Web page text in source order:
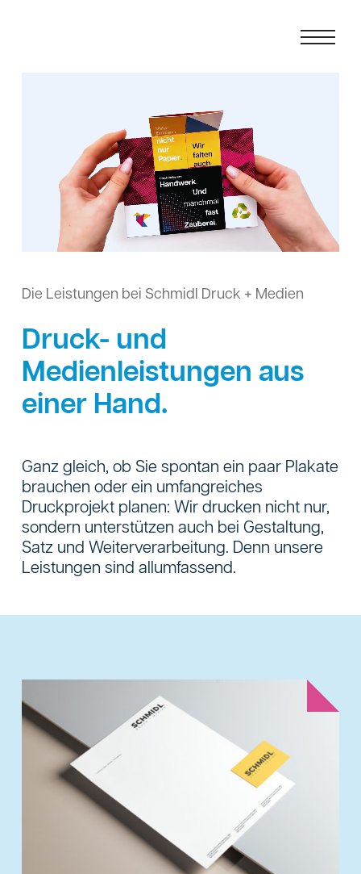
Die Leistungen bei Schmidl Druck + Medien
Druck- und
Medienleistungen aus
einer Hand.
Ganz gleich, ob Sie spontan ein paar Plakate
brauchen oder ein umfangreiches
Druckprojekt planen: Wir drucken nicht nur,
sondern unterstützen auch bei Gestaltung,
Satz und Weiterverarbeitung. Denn unsere
Leistungen sind allumfassend.